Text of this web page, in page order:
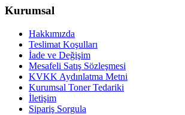
Kurumsal
Hakkımızda
Teslimat Koşulları
İade ve Değişim
Mesafeli Satış Sözleşmesi
KVKK Aydınlatma Metni
Kurumsal Toner Tedariki
İletişim
Sipariş Sorgula